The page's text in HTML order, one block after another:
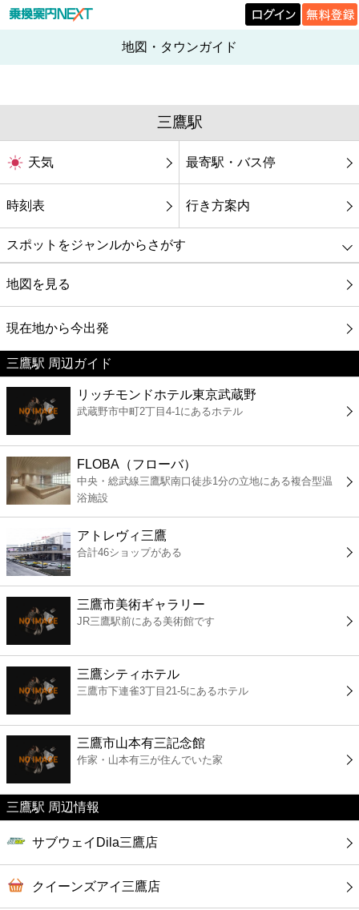
地図・タウンガイド
三鷹駅
天気 最寄駅・バス停
時刻表 行き方案内
スポットをジャンルからさがす
グルメ
映画
美容
コンビニ
薬局
スーパー
エンタメ
レジャー
書店
ファミレス
カフェ
ショッピング
銀行
公共
地図を見る
現在地から今出発
三鷹駅 周辺ガイド
リッチモンドホテル東京武蔵野
武蔵野市中町2丁目4-1にあるホテル
FLOBA（フローバ）
中央・総武線三鷹駅南口徒歩1分の立地にある複合型温
浴施設
アトレヴィ三鷹
合計46ショップがある
三鷹市美術ギャラリー
JR三鷹駅前にある美術館です
三鷹シティホテル
三鷹市下連雀3丁目21-5にあるホテル
三鷹市山本有三記念館
作家・山本有三が住んでいた家
三鷹駅 周辺情報
サブウェイDila三鷹店
クイーンズアイ三鷹店